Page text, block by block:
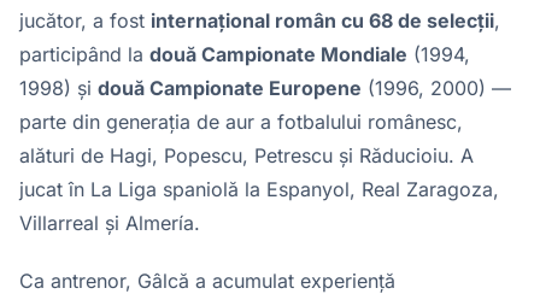
jucător, a fost internațional român cu 68 de selecții,
participând la două Campionate Mondiale (1994,
1998) și două Campionate Europene (1996, 2000) —
parte din generația de aur a fotbalului românesc,
alături de Hagi, Popescu, Petrescu și Răducioiu. A
jucat în La Liga spaniolă la Espanyol, Real Zaragoza,
Villarreal și Almería.
Ca antrenor, Gâlcă a acumulat experiență